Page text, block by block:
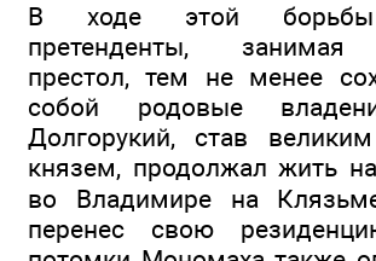
В ходе этой борьбы
претенденты, занимая
престол, тем не менее
собой родовые
Долгорукий, став
князем, продолжал жить
во Владимире на
перенес свою